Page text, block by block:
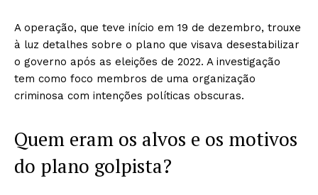
A operação, que teve início em 19 de dezembro, trouxe
à luz detalhes sobre o plano que visava desestabilizar
o governo após as eleições de 2022. A investigação
tem como foco membros de uma organização
criminosa com intenções políticas obscuras.
Quem eram os alvos e os motivos
do plano golpista?